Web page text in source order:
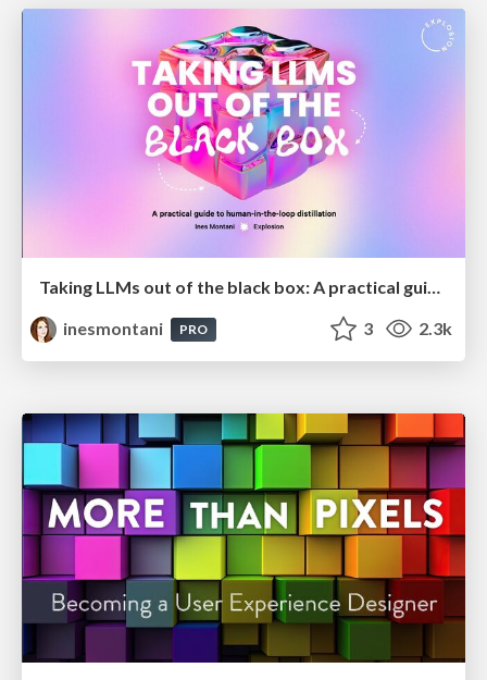
Taking LLMs out of the black box: A practical guide to human-in-the-loop distillation
inesmontani
PRO 3 2.3k